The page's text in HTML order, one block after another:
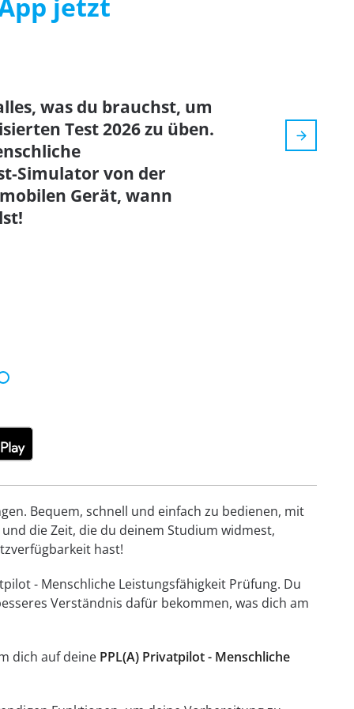
was du brauchst, um
Test 2026 zu üben.
Simulator von der
Gerät, wann
Bequem, schnell und einfach zu bedienen, mit
die Zeit, die du deinem Studium widmest,
hast!
- Menschliche Leistungsfähigkeit Prüfung. Du
Verständnis dafür bekommen, was dich am
dich auf deine PPL(A) Privatpilot - Menschliche